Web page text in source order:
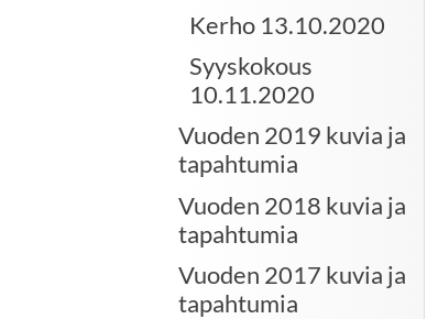
Kerho 13.10.2020
Syyskokous
10.11.2020
Vuoden 2019 kuvia ja
tapahtumia
Vuoden 2018 kuvia ja
tapahtumia
Vuoden 2017 kuvia ja
tapahtumia